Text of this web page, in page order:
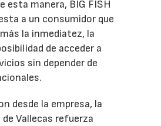
esta manera, BIG FISH
a un consumidor que
la inmediatez, la
de acceder a
sin depender de
desde la empresa, la
Vallecas refuerza